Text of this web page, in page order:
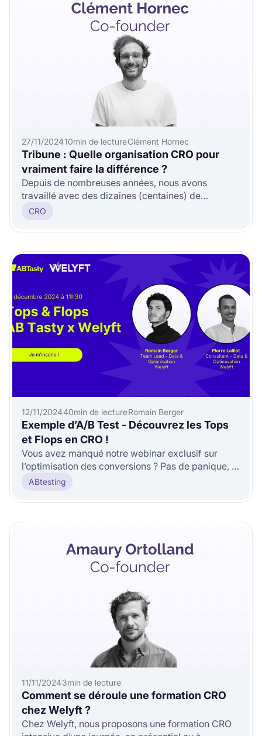
27/11/202410min de lectureClément Hornec
Tribune : Quelle organisation CRO pour
vraiment faire la différence ?
Depuis de nombreuses années, nous avons
travaillé avec des dizaines (centaines) de
marques pour les accompagner sur leurs e
CRO
12/11/202440min de lectureRomain Berger
Exemple d’A/B Test - Découvrez les Tops
et Flops en CRO !
Vous avez manqué notre webinar exclusif sur
l’optimisation des conversions ? Pas de panique, le
replay est disponible !
ABtesting
11/11/20243min de lecture
Comment se déroule une formation CRO
chez Welyft ?
Chez Welyft, nous proposons une formation CRO